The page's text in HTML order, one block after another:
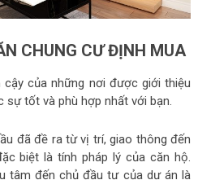
CHUNG CƯ ĐỊNH MUA
của những nơi được giới thiệu
sự tốt và phù hợp nhất với bạn.
đã đề ra từ vị trí, giao thông đến
biệt là tính pháp lý của căn hộ.
tâm đến chủ đầu tư của dự án là